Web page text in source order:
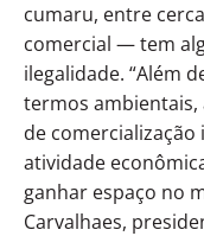
cumaru, entre
comercial — tem
ilegalidade. “Além
termos ambientais,
de
atividade
ganhar espaço no
Carvalhaes,